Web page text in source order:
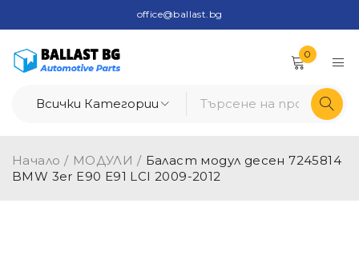
office@ballast.bg
0
Начало / МОДУЛИ / Баласт модул десен 7245814
BMW 3er E90 E91 LCI 2009-2012